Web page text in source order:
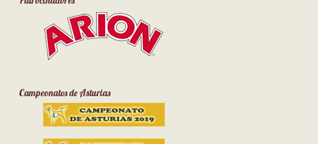
Campeonatos de Asturias